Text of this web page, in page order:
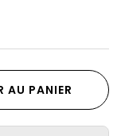
AU PANIER